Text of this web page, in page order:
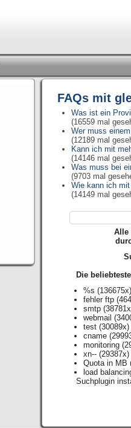
FAQs mit
Was ist ein
(16559 mal
Wer muss
(12189 mal
Kann ich mit
(14146 mal
Was muss bei
(9703 mal
Wie kann ich
(14149 mal
Alle
Die
%s
fehler ftp
smtp
webmail
test (30089x)
cname
monitoring
xn-- (29387x)
Quota in MB
load
Suchplugin